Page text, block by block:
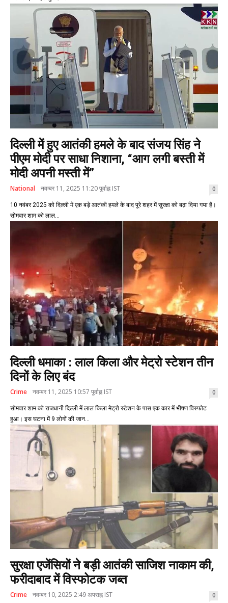
दिल्ली में हुए आतंकी हमले के बाद संजय सिंह ने
पीएम मोदी पर साधा निशाना, “आग लगी बस्ती में
मोदी अपनी मस्ती में”
National नवम्बर 11, 2025 11:20 पूर्वाह्न IST 0
10 नवंबर 2025 को दिल्ली में एक बड़े आतंकी हमले के बाद पूरे शहर में सुरक्षा को बढ़ा दिया गया है।
सोमवार शाम को लाल...
दिल्ली धमाका : लाल किला और मेट्रो स्टेशन तीन
दिनों के लिए बंद
Crime नवम्बर 11, 2025 10:57 पूर्वाह्न IST 0
सोमवार शाम को राजधानी दिल्ली में लाल किला मेट्रो स्टेशन के पास एक कार में भीषण विस्फोट
हुआ। इस घटना में 9 लोगों की जान...
सुरक्षा एजेंसियों ने बड़ी आतंकी साजिश नाकाम की,
फरीदाबाद में विस्फोटक जब्त
Crime नवम्बर 10, 2025 2:49 अपराह्न IST 0